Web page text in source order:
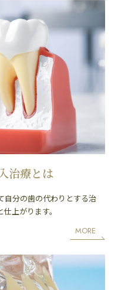
治療とは
自分の歯の代わりとする治
上がります。
MORE